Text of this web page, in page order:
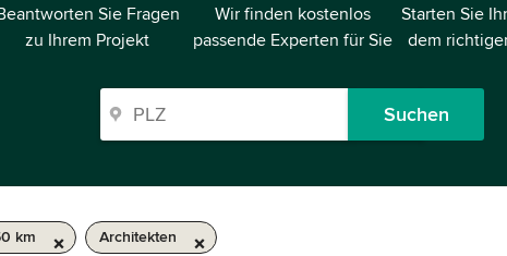
Sie Fragen
zu Ihrem Projekt
Wir finden kostenlos
passende Experten für Sie
Starten Sie
dem
Suchen
km Architekten